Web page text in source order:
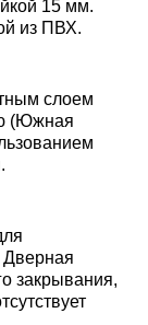
15 мм.
из ПВХ.
слоем
(Южная
Дверная
закрывания,